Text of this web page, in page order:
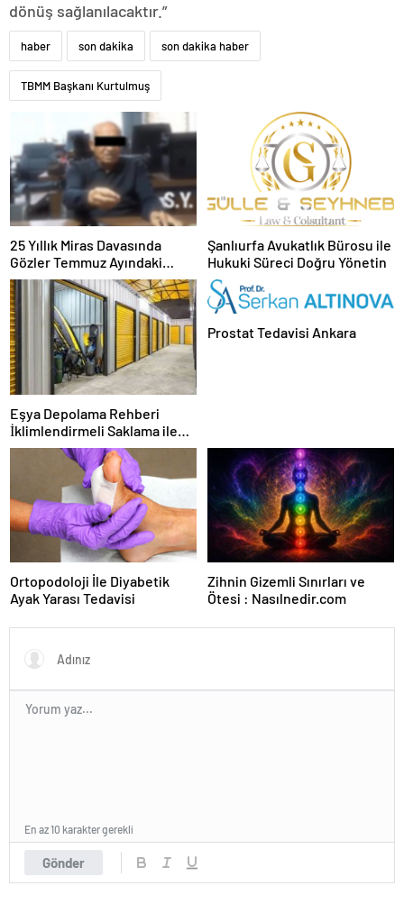
dönüş sağlanılacaktır.”
haber son dakika son dakika haber
TBMM Başkanı Kurtulmuş
25 Yıllık Miras Davasında
Gözler Temmuz Ayındaki
Karar Duruşmasına Çevrildi
Şanlıurfa Avukatlık Bürosu ile
Hukuki Süreci Doğru Yönetin
Eşya Depolama Rehberi
İklimlendirmeli Saklama ile
Güvenli Kullanım
Prostat Tedavisi Ankara
Ortopodoloji İle Diyabetik
Ayak Yarası Tedavisi
Zihnin Gizemli Sınırları ve
Ötesi : Nasılnedir.com
Gönder
En az 10 karakter gerekli